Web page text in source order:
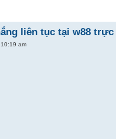
liên tục tại w88 trực
am